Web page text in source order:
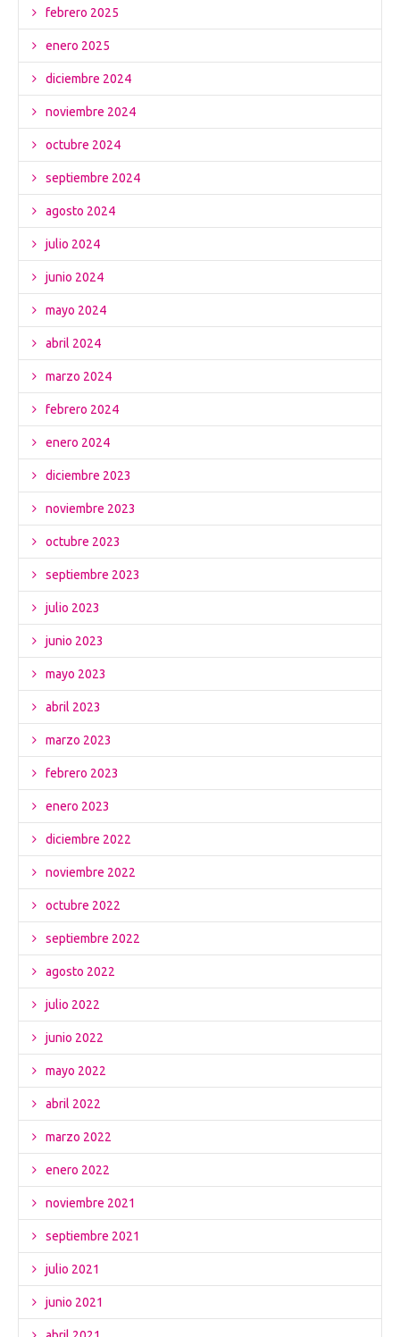
febrero 2025
enero 2025
diciembre 2024
noviembre 2024
octubre 2024
septiembre 2024
agosto 2024
julio 2024
junio 2024
mayo 2024
abril 2024
marzo 2024
febrero 2024
enero 2024
diciembre 2023
noviembre 2023
octubre 2023
septiembre 2023
julio 2023
junio 2023
mayo 2023
abril 2023
marzo 2023
febrero 2023
enero 2023
diciembre 2022
noviembre 2022
octubre 2022
septiembre 2022
agosto 2022
julio 2022
junio 2022
mayo 2022
abril 2022
marzo 2022
enero 2022
noviembre 2021
septiembre 2021
julio 2021
junio 2021